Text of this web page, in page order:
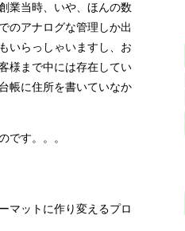
業当時、いや、ほんの数
のアナログな管理しか出
いらっしゃいますし、お
様まで中には存在してい
帳に住所を書いていなか
です。。。
マットに作り変えるプロ